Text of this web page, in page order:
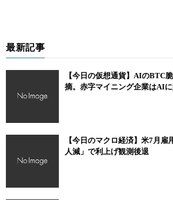
最新記事
【今日の仮想通貨】AIのBTC
摘。赤字マイニング企業はAI
【今日のマクロ経済】米7月
人減」で利上げ観測後退